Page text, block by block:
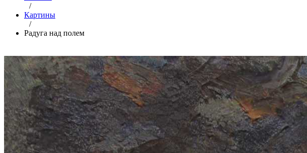
/
Картины
/
Радуга над полем